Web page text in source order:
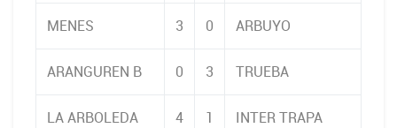
MENES 3 0 ARBUYO
ARANGUREN B 0 3 TRUEBA
LA ARBOLEDA 4 1
INTER TRAPA